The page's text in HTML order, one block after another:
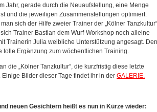
Jahr, gerade durch die Neuaufstellung, eine Menge
und die jeweiligen Zusammenstellungen optimiert.
sich der Hilfe zweier Trainer der „Kölner Tanzkultur“
Trainer Bastian dem Wurf-Workshop noch alleine
Trainerin Julia weibliche Unterstützung angesagt. Den
tolle Ergänzung zum wöchentlichen Training.
die „Kölner Tanzkultur“, die kurzfristig diese letzte
Bilder dieser Tage findet ihr in der GALERIE.
neuen Gesichtern heißt es nun in Kürze wieder: